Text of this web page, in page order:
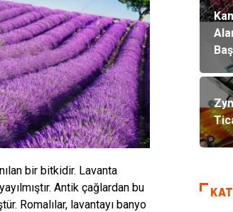
bir bitkidir. Lavanta
Antik çağlardan bu
Romalılar, lavantayı banyo